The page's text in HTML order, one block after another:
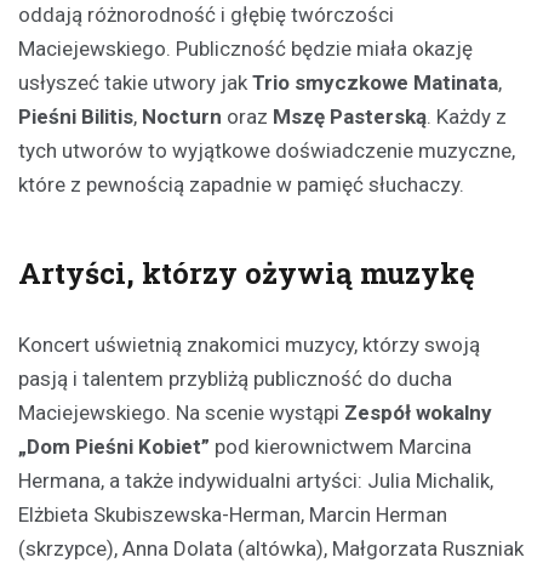
oddają różnorodność i głębię twórczości
Maciejewskiego. Publiczność będzie miała okazję
usłyszeć takie utwory jak Trio smyczkowe Matinata,
Pieśni Bilitis, Nocturn oraz Mszę Pasterską. Każdy z
tych utworów to wyjątkowe doświadczenie muzyczne,
które z pewnością zapadnie w pamięć słuchaczy.
Artyści, którzy ożywią muzykę
Koncert uświetnią znakomici muzycy, którzy swoją
pasją i talentem przybliżą publiczność do ducha
Maciejewskiego. Na scenie wystąpi Zespół wokalny
„Dom Pieśni Kobiet” pod kierownictwem Marcina
Hermana, a także indywidualni artyści: Julia Michalik,
Elżbieta Skubiszewska-Herman, Marcin Herman
(skrzypce), Anna Dolata (altówka), Małgorzata Ruszniak